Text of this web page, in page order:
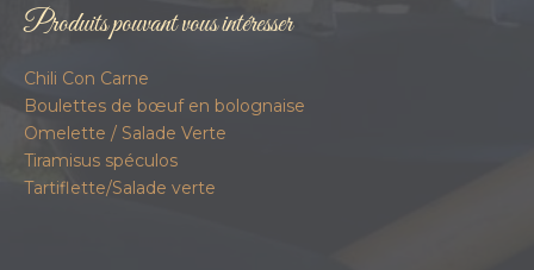
Produits pouvant vous intéresser
Chili Con Carne
Boulettes de bœuf en bolognaise
Omelette / Salade Verte
Tiramisus spéculos
Tartiflette/Salade verte